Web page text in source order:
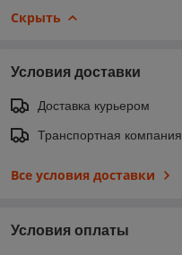
Скрыть
Условия доставки
Доставка курьером
Транспортная компания
Все условия доставки
Условия оплаты